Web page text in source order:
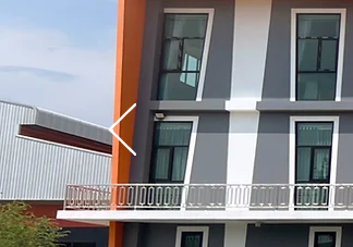
&
Start